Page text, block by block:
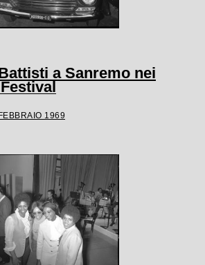
a Sanremo nei
1969